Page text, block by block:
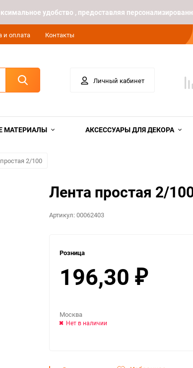
удобство , предоставляя
и оплата Контакты
Личный кабинет
МАТЕРИАЛЫ АКСЕССУАРЫ ДЛЯ ДЕКОРА
2/100
Лента простая 2/
Артикул:00062403
Розница
196,30 ₽
Москва
Нет в наличии